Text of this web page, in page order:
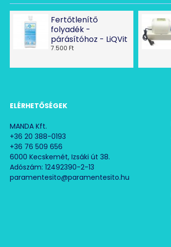
Fertőtlenítő
folyadék -
párásítóhoz - LiQVit
7.500 Ft
ELÉRHETŐSÉGEK
MANDA Kft.
+36 20 388-0193
+36 76 509 656
6000 Kecskemét, Izsáki út 38.
Adószám: 12492390-2-13
paramentesito@paramentesito.hu